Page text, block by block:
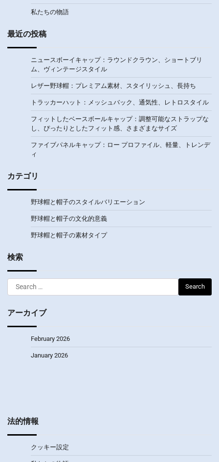
私たちの物語
最近の投稿
ニュースボーイキャップ：ラウンドクラウン、ショートブリ
ム、ヴィンテージスタイル
レザー野球帽：プレミアム素材、スタイリッシュ、長持ち
トラッカーハット：メッシュバック、通気性、レトロスタイル
フィットしたベースボールキャップ：調整可能なストラップな
し、ぴったりとしたフィット感、さまざまなサイズ
ファイブパネルキャップ：ロー プロファイル、軽量、トレンデ
ィ
カテゴリ
野球帽と帽子のスタイルバリエーション
野球帽と帽子の文化的意義
野球帽と帽子の素材タイプ
検索
Search
for:
アーカイブ
February 2026
January 2026
法的情報
クッキー設定